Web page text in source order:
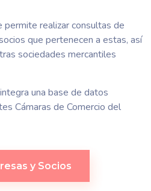
realizar consultas de
que pertenecen a estas, así
sociedades mercantiles
una base de datos
Cámaras de Comercio del
y Socios